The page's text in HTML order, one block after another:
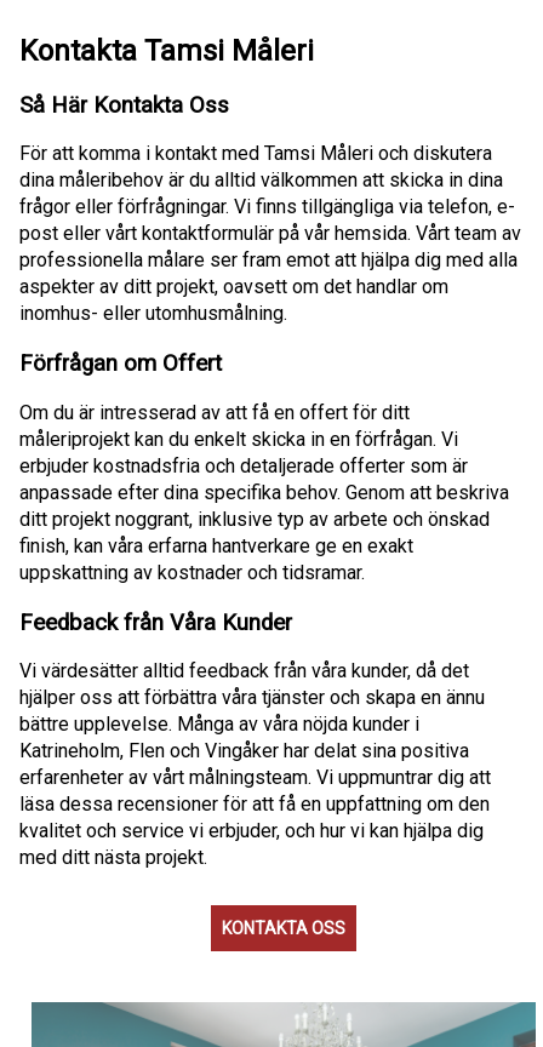
Kontakta Tamsi Måleri
Så Här Kontakta Oss
För att komma i kontakt med Tamsi Måleri och diskutera
dina måleribehov är du alltid välkommen att skicka in dina
frågor eller förfrågningar. Vi finns tillgängliga via telefon, e-
post eller vårt kontaktformulär på vår hemsida. Vårt team av
professionella målare ser fram emot att hjälpa dig med alla
aspekter av ditt projekt, oavsett om det handlar om
inomhus- eller utomhusmålning.
Förfrågan om Offert
Om du är intresserad av att få en offert för ditt
måleriprojekt kan du enkelt skicka in en förfrågan. Vi
erbjuder kostnadsfria och detaljerade offerter som är
anpassade efter dina specifika behov. Genom att beskriva
ditt projekt noggrant, inklusive typ av arbete och önskad
finish, kan våra erfarna hantverkare ge en exakt
uppskattning av kostnader och tidsramar.
Feedback från Våra Kunder
Vi värdesätter alltid feedback från våra kunder, då det
hjälper oss att förbättra våra tjänster och skapa en ännu
bättre upplevelse. Många av våra nöjda kunder i
Katrineholm, Flen och Vingåker har delat sina positiva
erfarenheter av vårt målningsteam. Vi uppmuntrar dig att
läsa dessa recensioner för att få en uppfattning om den
kvalitet och service vi erbjuder, och hur vi kan hjälpa dig
med ditt nästa projekt.
KONTAKTA OSS